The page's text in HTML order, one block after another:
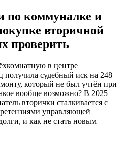
по коммуналке и
вторичной
проверить
в центре
получила судебный иск на 248
который не был учтён при
вообще возможно? В 2025
вторички сталкивается с
управляющей
и как не стать новым